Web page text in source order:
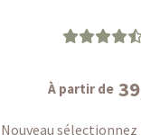
À partir de
Nouveau